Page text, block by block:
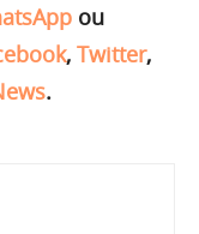
ou
, Twitter,
.